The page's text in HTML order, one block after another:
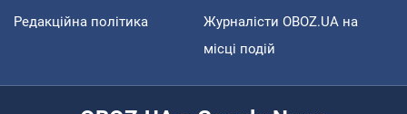
Редакційна політика
Журналісти OBOZ.UA на
місці подій